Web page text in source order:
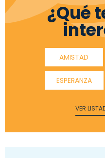
¿Qué
AMISTAD
ESPERANZA
VER